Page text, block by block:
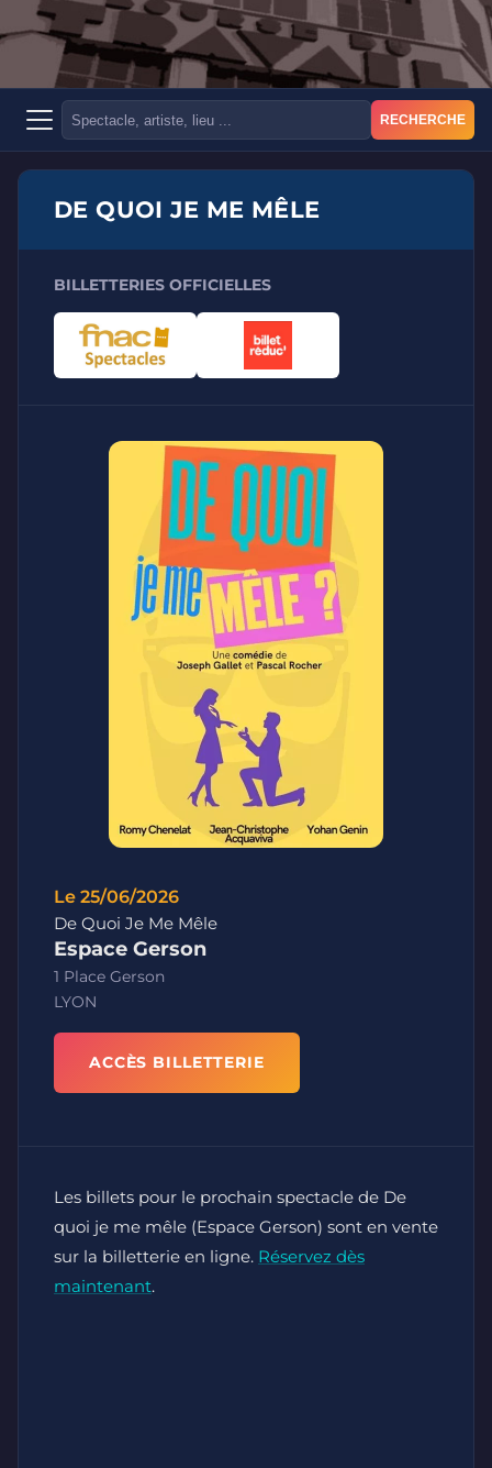
RECHERCHE
DE QUOI JE ME MÊLE
BILLETTERIES OFFICIELLES
Le 25/06/2026
De Quoi Je Me Mêle
Espace Gerson
1 Place Gerson
LYON
ACCÈS BILLETTERIE
Les billets pour le prochain spectacle de De
quoi je me mêle (Espace Gerson) sont en vente
sur la billetterie en ligne. Réservez dès
maintenant.